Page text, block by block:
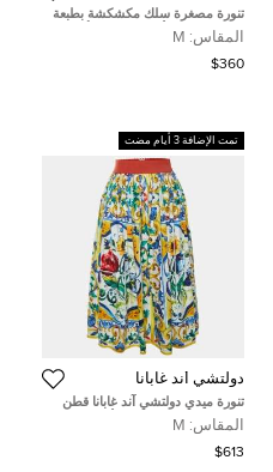
تنورة مصغرة سلك مكشكشة بطبعة
زهور متعددة الألوان دولتشي أند غابانا
مقاس متوسط
المقاس: M
$360
تمت الإضافة 3 أيام مضت
دولتشي أند غابانا
تنورة ميدي دولتشي آند غابانا قطن
مطبوع ماجوليكا متعدد الألوان مقاس
متوسط (ميديوم)
المقاس: M
$613